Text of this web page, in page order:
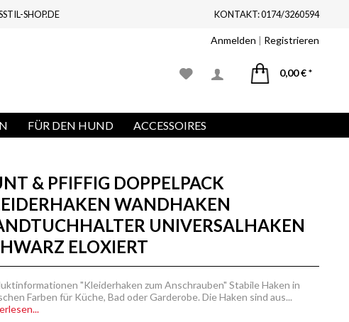
SHOP.DE KONTAKT: 0174/3260594
Anmelden | Registrieren
0,00 € *
FÜR DEN HUND ACCESSOIRES
& PFIFFIG DOPPELPACK
WANDHAKEN
UNIVERSALHAKEN
ELOXIERT
"Kleiderhaken zum Anschrauben" Stabile Haken in
Farben für Küche, Bad oder Garderobe. Die Haken sind aus...